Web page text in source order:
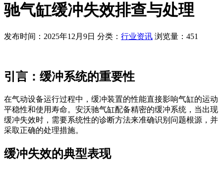
驰气缸缓冲失效排查与处理
发布时间：2025年12月9日 分类： 行业资讯 浏览量：451
引言：缓冲系统的重要性
在气动设备运行过程中，缓冲装置的性能直接影响气缸的运动
平稳性和使用寿命。安沃驰气缸配备精密的缓冲系统，当出现
缓冲失效时，需要系统性的诊断方法来准确识别问题根源，并
采取正确的处理措施。
缓冲失效的典型表现